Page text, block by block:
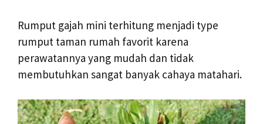
Rumput gajah mini terhitung menjadi type
rumput taman rumah favorit karena
perawatannya yang mudah dan tidak
membutuhkan sangat banyak cahaya matahari.